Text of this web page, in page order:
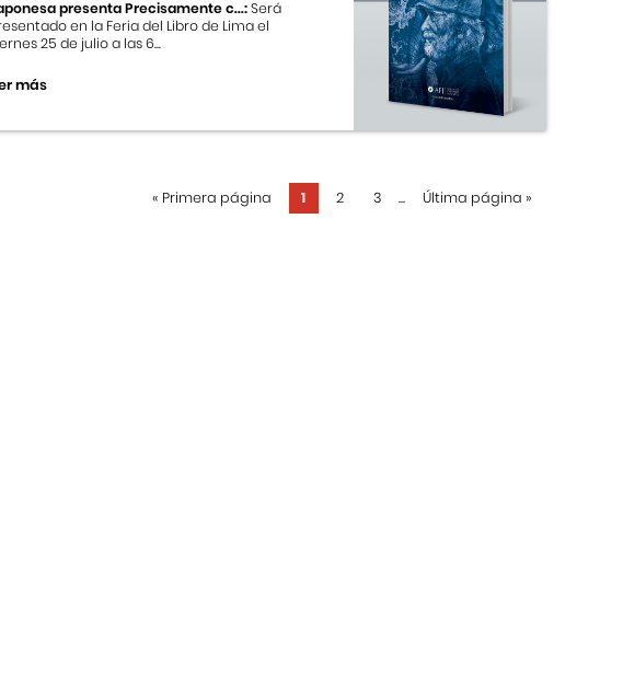
presenta Precisamente c...:Será
en la Feria del Libro de Lima el
25 de julio a las 6...
más
« Primera página 1 2 3 ... Última página »